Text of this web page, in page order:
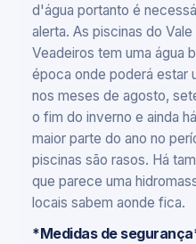
d'água portanto é
alerta. As piscinas do
Veadeiros tem uma água
época onde poderá estar
nos meses de agosto,
o fim do inverno e ainda
maior parte do ano no
piscinas são rasos. Há
que parece uma
locais sabem aonde fica.
*Medidas de